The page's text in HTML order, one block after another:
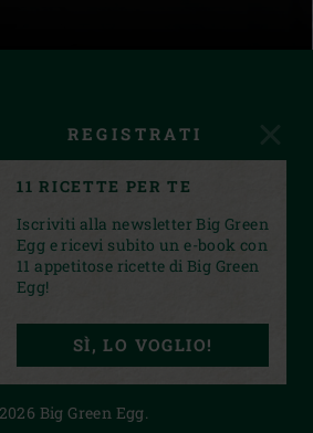
FACEBOOKINSTAGRAM
STATEMENT
Big Green Egg.
REGISTRATI
11 RICETTE PER TE
Iscriviti alla newsletter Big Green
Egg e ricevi subito un e-book con
11 appetitose ricette di Big Green
Egg!
SÌ, LO VOGLIO!